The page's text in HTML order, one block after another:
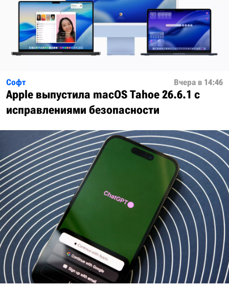
Софт Вчера в 14:46
Apple выпустила macOS Tahoe 26.6.1 с
исправлениями безопасности